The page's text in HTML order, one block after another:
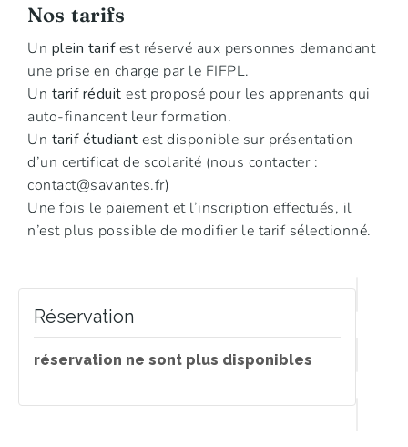
Nos tarifs
Un plein tarifest réservé aux personnes demandant
une prise en charge par le FIFPL.
Un tarif réduit est proposé pour les apprenants qui
auto-financent leur formation.
Un tarif étudiant est disponible sur présentation
d’un certificat de scolarité (nous contacter :
contact@savantes.fr)
Une fois le paiement et l’inscription effectués, il
n’est plus possible de modifier le tarif sélectionné.
Réservation
réservation ne sont plus disponibles